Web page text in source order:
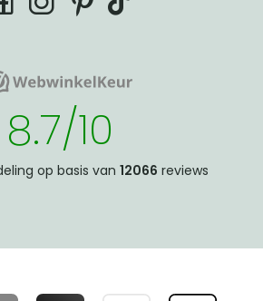
facebookinstagram
pinterest
tiktok
8.7/10
op basis van 12066 reviews